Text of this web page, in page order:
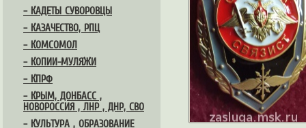
– КАДЕТЫ СУВОРОВЦЫ
– КАЗАЧЕСТВО, РПЦ
– КОМСОМОЛ
– КОПИИ-МУЛЯЖИ
– КПРФ
– КРЫМ, ДОНБАСС ,
НОВОРОССИЯ , ЛНР , ДНР, СВО
– КУЛЬТУРА , ОБРАЗОВАНИЕ